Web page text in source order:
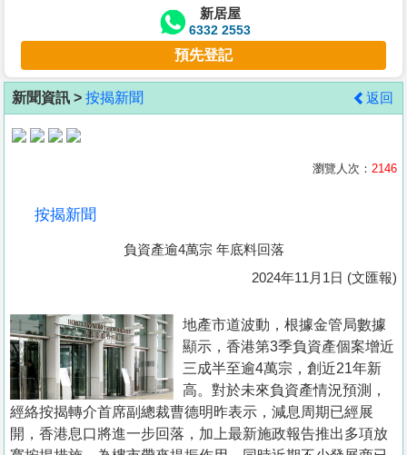
客
地
產
置
業
手
冊
新居屋
6332 2553
預先登記
新聞資訊 > 按揭新聞 返回
瀏覽人次： 2146
按揭新聞
負資產逾4萬宗 年底料回落
2024年11月1日 (文匯報)
地產市道波動，根據金管局數據
顯示，香港第3季負資產個案增近
三成半至逾4萬宗，創近21年新
高。對於未來負資產情況預測，
經絡按揭轉介首席副總裁曹德明昨表示，減息周期已經展
開，香港息口將進一步回落，加上最新施政報告推出多項放